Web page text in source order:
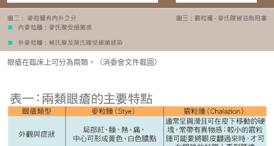
眼瘡在臨床上可分為兩類。（消委會文件截圖）